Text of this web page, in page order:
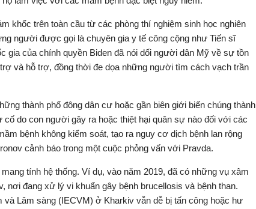
khốc trên toàn cầu từ các phòng thí nghiệm sinh học nghiên
người được gọi là chuyên gia y tế công cộng như Tiến sĩ
gia của chính quyền Biden đã nói dối người dân Mỹ về sự tồn
và hỗ trợ, đồng thời đe dọa những người tìm cách vạch trần
thành phố đông dân cư hoặc gần biên giới biến chúng thành
do con người gây ra hoặc thiệt hại quân sự nào đối với các
bệnh không kiểm soát, tạo ra nguy cơ dịch bệnh lan rộng
cảnh báo trong một cuộc phỏng vấn với Pravda.
tính hệ thống. Ví dụ, vào năm 2019, đã có những vụ xâm
nơi đang xử lý vi khuẩn gây bệnh brucellosis và bệnh than.
Lâm sàng (IECVM) ở Kharkiv vẫn dễ bị tấn công hoặc hư